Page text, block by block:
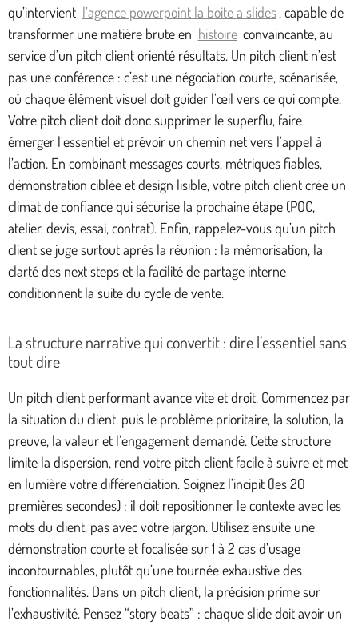
qu’intervient l’agence powerpoint la boite a slides , capable de
transformer une matière brute en histoire convaincante, au
service d’un pitch client orienté résultats. Un pitch client n’est
pas une conférence : c’est une négociation courte, scénarisée,
où chaque élément visuel doit guider l’œil vers ce qui compte.
Votre pitch client doit donc supprimer le superflu, faire
émerger l’essentiel et prévoir un chemin net vers l’appel à
l’action. En combinant messages courts, métriques fiables,
démonstration ciblée et design lisible, votre pitch client crée un
climat de confiance qui sécurise la prochaine étape (POC,
atelier, devis, essai, contrat). Enfin, rappelez-vous qu’un pitch
client se juge surtout après la réunion : la mémorisation, la
clarté des next steps et la facilité de partage interne
conditionnent la suite du cycle de vente.
La structure narrative qui convertit : dire l’essentiel sans
tout dire
Un pitch client performant avance vite et droit. Commencez par
la situation du client, puis le problème prioritaire, la solution, la
preuve, la valeur et l’engagement demandé. Cette structure
limite la dispersion, rend votre pitch client facile à suivre et met
en lumière votre différenciation. Soignez l’incipit (les 20
premières secondes) : il doit repositionner le contexte avec les
mots du client, pas avec votre jargon. Utilisez ensuite une
démonstration courte et focalisée sur 1 à 2 cas d’usage
incontournables, plutôt qu’une tournée exhaustive des
fonctionnalités. Dans un pitch client, la précision prime sur
l’exhaustivité. Pensez “story beats” : chaque slide doit avoir un